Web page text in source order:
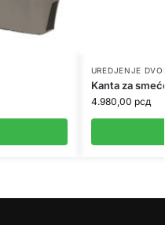
UREDJENJE
Kanta za
4.980,00 рсд